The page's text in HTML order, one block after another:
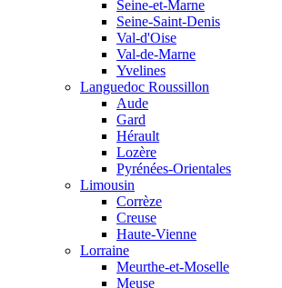
Seine-et-Marne
Seine-Saint-Denis
Val-d'Oise
Val-de-Marne
Yvelines
Languedoc Roussillon
Aude
Gard
Hérault
Lozère
Pyrénées-Orientales
Limousin
Corrèze
Creuse
Haute-Vienne
Lorraine
Meurthe-et-Moselle
Meuse